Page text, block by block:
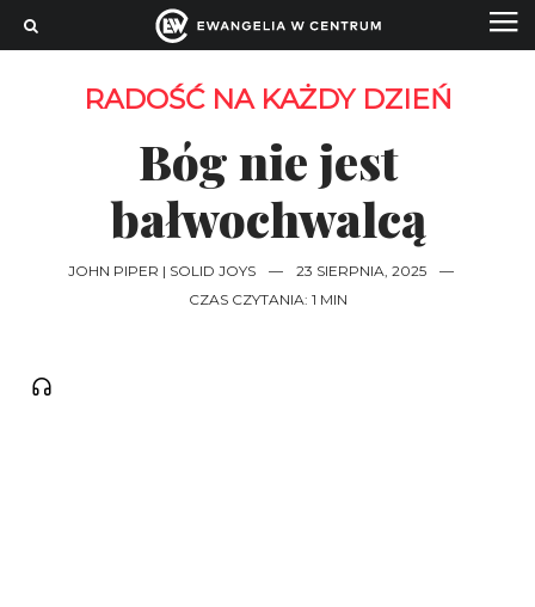
RADOŚĆ NA KAŻDY DZIEŃ
Bóg nie jest
bałwochwalcą
JOHN PIPER | SOLID JOYS — 23 SIERPNIA, 2025
—
CZAS CZYTANIA: 1 MIN